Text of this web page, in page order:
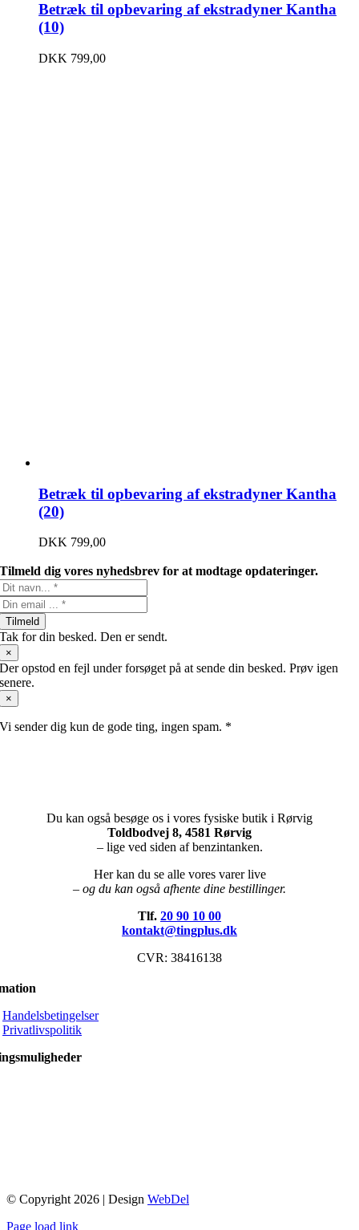
Betræk til opbevaring af ekstradyner Kantha
(10)
DKK 799,00
Betræk til opbevaring af ekstradyner Kantha
(20)
DKK 799,00
Tilmeld dig vores nyhedsbrev for at modtage opdateringer.
Tilmeld
Tak for din besked. Den er sendt.
×
Der opstod en fejl under forsøget på at sende din besked. Prøv igen
senere.
×
Vi sender dig kun de gode ting, ingen spam. *
Du kan også besøge os i vores fysiske butik i Rørvig
Toldbodvej 8, 4581 Rørvig
– lige ved siden af benzintanken.
Her kan du se alle vores varer live
– og du kan også afhente dine bestillinger.
Tlf. 20 90 10 00
kontakt@tingplus.dk
CVR: 38416138
Handelsbetingelser
Privatlivspolitik
© Copyright 2026 | Design WebDel
Page load link